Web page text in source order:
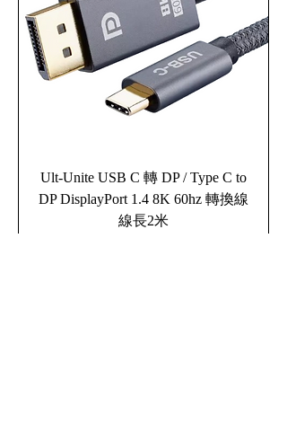
Ult-Unite USB C 轉 DP / Type C to
DP DisplayPort 1.4 8K 60hz 轉換線
線長2米